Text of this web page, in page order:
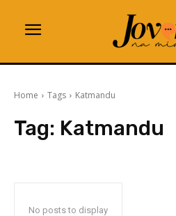
Home Tags Katmandu
Tag: Katmandu
No posts to display